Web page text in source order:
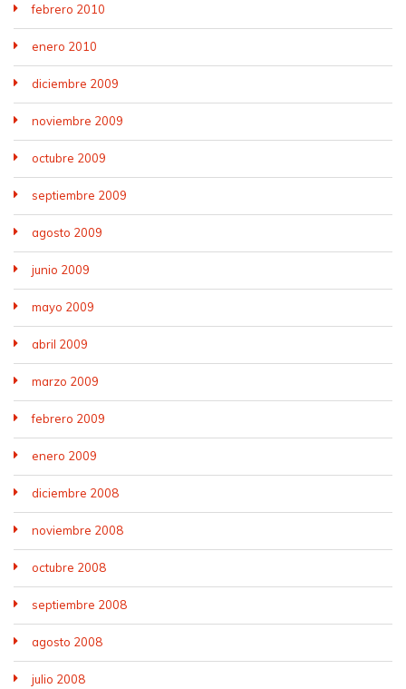
febrero 2010
enero 2010
diciembre 2009
noviembre 2009
octubre 2009
septiembre 2009
agosto 2009
junio 2009
mayo 2009
abril 2009
marzo 2009
febrero 2009
enero 2009
diciembre 2008
noviembre 2008
octubre 2008
septiembre 2008
agosto 2008
julio 2008